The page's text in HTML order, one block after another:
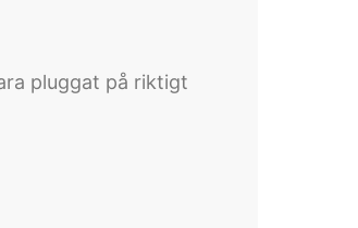
pluggat på riktigt